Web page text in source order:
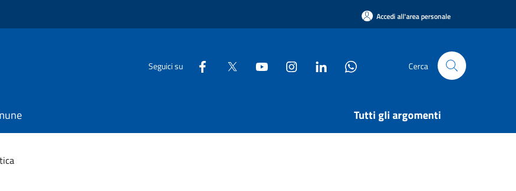
Accedi all'area personale
Seguici su Cerca
Tutti gli argomenti